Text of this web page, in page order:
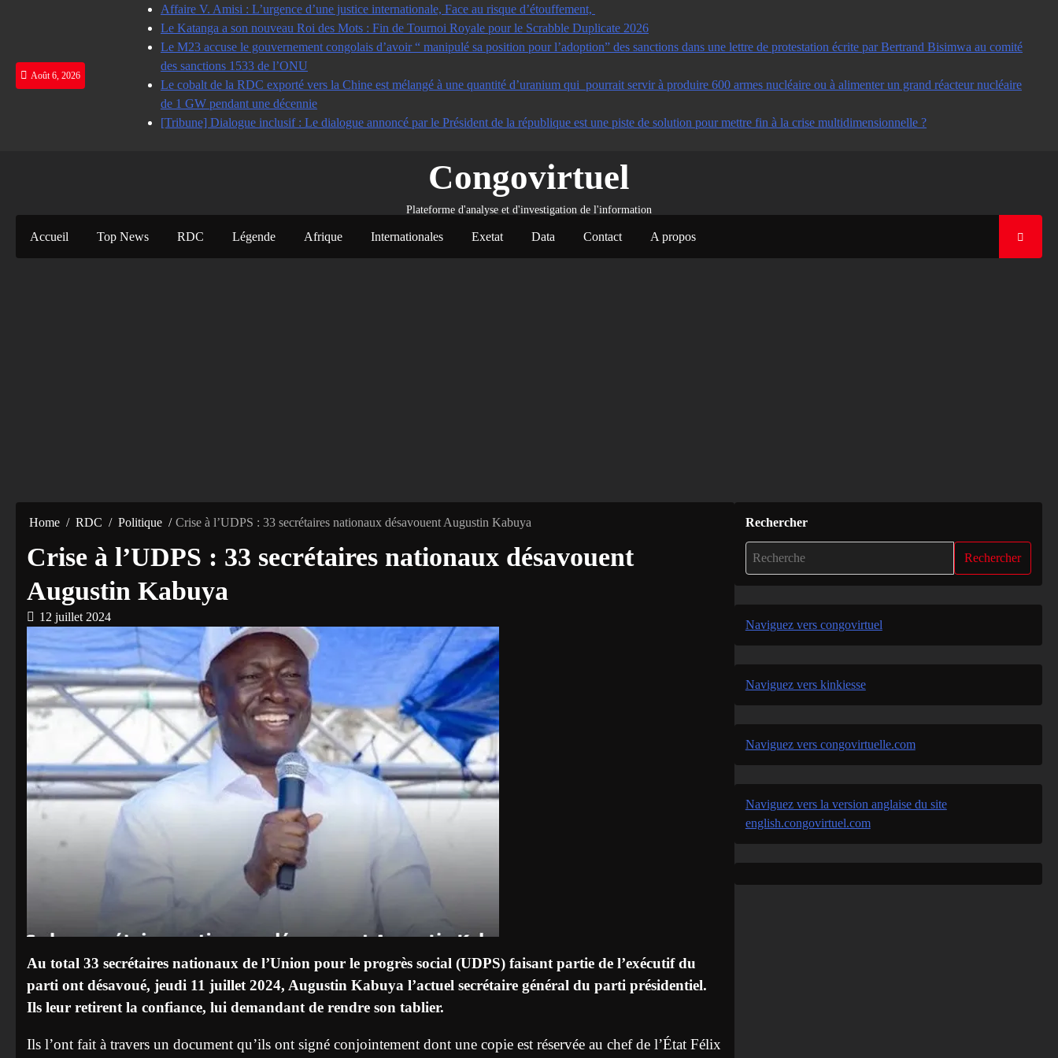
Août 6, 2026
Affaire V. Amisi : L’urgence d’une justice internationale, Face au risque d’étouffement,
Le Katanga a son nouveau Roi des Mots : Fin de Tournoi Royale pour le Scrabble Duplicate 2026
Le M23 accuse le gouvernement congolais d’avoir “ manipulé sa position pour l’adoption” des sanctions dans une lettre de protestation écrite par Bertrand Bisimwa au comité
des sanctions 1533 de l’ONU
Le cobalt de la RDC exporté vers la Chine est mélangé à une quantité d’uranium qui pourrait servir à produire 600 armes nucléaire ou à alimenter un grand réacteur nucléaire
de 1 GW pendant une décennie
[Tribune] Dialogue inclusif : Le dialogue annoncé par le Président de la république est une piste de solution pour mettre fin à la crise multidimensionnelle ?
Congovirtuel
Plateforme d'analyse et d'investigation de l'information
Accueil Top News RDC Légende Afrique Internationales Exetat Data Contact A propos
Home RDC Politique Crise à l’UDPS : 33 secrétaires nationaux désavouent Augustin Kabuya
Crise à l’UDPS : 33 secrétaires nationaux désavouent
Augustin Kabuya
12 juillet 2024
Au total 33 secrétaires nationaux de l’Union pour le progrès social (UDPS) faisant partie de l’exécutif du
parti ont désavoué, jeudi 11 juillet 2024, Augustin Kabuya l’actuel secrétaire général du parti présidentiel.
Ils leur retirent la confiance, lui demandant de rendre son tablier.
Ils l’ont fait à travers un document qu’ils ont signé conjointement dont une copie est réservée au chef de l’État Félix
Rechercher
Rechercher
Naviguez vers congovirtuel
Naviguez vers kinkiesse
Naviguez vers congovirtuelle.com
Naviguez vers la version anglaise du site
english.congovirtuel.com